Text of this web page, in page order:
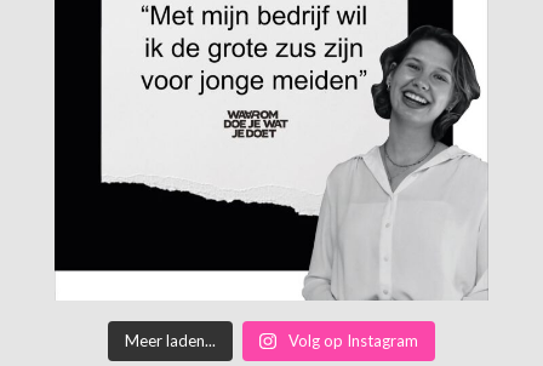
Meer laden... Volg op Instagram